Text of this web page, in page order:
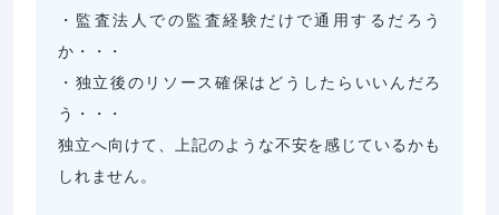
・監査法人での監査経験だけで通用するだろう
か・・・
・独立後のリソース確保はどうしたらいいんだろ
う・・・
独立へ向けて、上記のような不安を感じているかも
しれません。